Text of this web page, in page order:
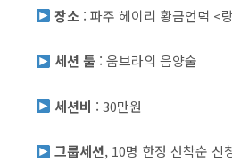
장소 : 파주 헤이리 황금언덕 <
세션 툴 : 움브라의 음양술
세션비 : 30만원
그룹세션, 10명 한정 선착순 신